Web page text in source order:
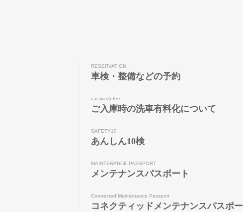
RESERVATION
車検・整備などの予約
car wash fee
ご入庫時の洗車有料化について
SAFETY10
あんしん10検
MAINTENANCE PASSPORT
メンテナンスパスポート
Connected Maintenance Passport
コネクティッドメンテナンスパスポー